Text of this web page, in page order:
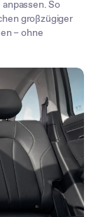
So
großzügiger
– ohne